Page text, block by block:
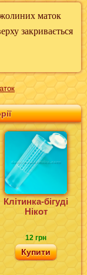
маток
закривається
Клітинка-бігуді
Нікот
12 грн
Купити